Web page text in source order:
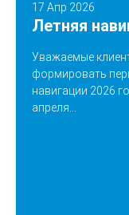
17 Апр 2026
Летняя
Уважаемые
формировать
навигации 2026
апреля...